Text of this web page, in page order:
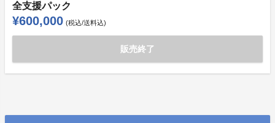
全支援パック
¥600,000 (税込/送料込)
販売終了